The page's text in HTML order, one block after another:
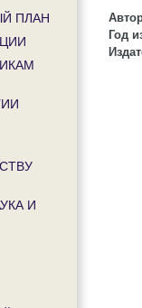
Год
ПЛАН
И